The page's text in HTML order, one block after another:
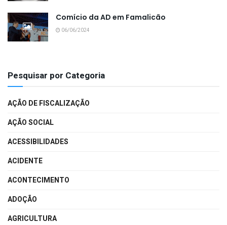
Comício da AD em Famalicão
06/06/2024
Pesquisar por Categoria
AÇÃO DE FISCALIZAÇÃO
AÇÃO SOCIAL
ACESSIBILIDADES
ACIDENTE
ACONTECIMENTO
ADOÇÃO
AGRICULTURA